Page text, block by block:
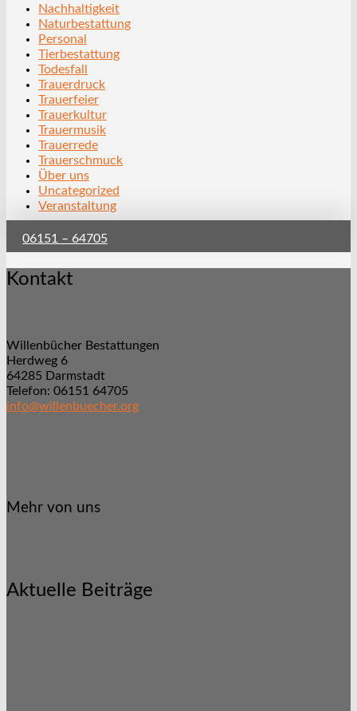
Nachhaltigkeit
Naturbestattung
Personal
Tierbestattung
Todesfall
Trauerdruck
Trauerfeier
Trauerkultur
Trauermusik
Trauerrede
Trauerschmuck
Über uns
Uncategorized
Veranstaltung
06151 – 64705
Kontakt
Willenbücher Bestattungen
Herdweg 6
64285 Darmstadt
Telefon: 06151 64705
info@willenbuecher.org
Mehr von uns
Aktuelle Beiträge